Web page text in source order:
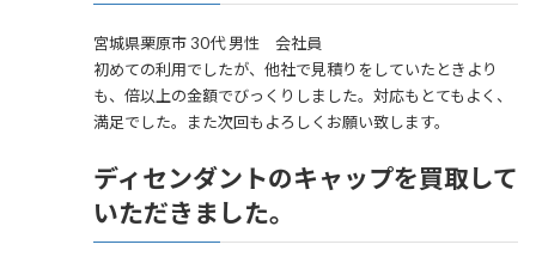
宮城県栗原市 30代 男性 会社員
初めての利用でしたが、他社で見積りをしていたときより
も、倍以上の金額でびっくりしました。対応もとてもよく、
満足でした。また次回もよろしくお願い致します。
ディセンダントのキャップを買取して
いただきました。